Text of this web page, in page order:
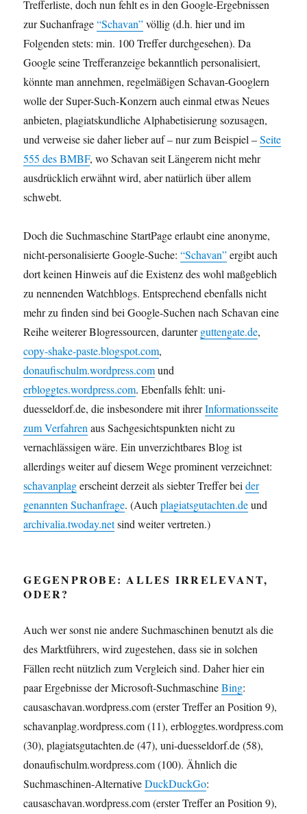
Trefferliste, doch nun fehlt es in den Google-Ergebnissen
zur Suchanfrage“Schavan”völlig(d.h. hier und im
Folgenden stets: min. 100 Treffer durchgesehen). Da
Google seine Trefferanzeige bekanntlich personalisiert,
könnte man annehmen, regelmäßigen Schavan-Googlern
wolle der Super-Such-Konzern auch einmal etwas Neues
anbieten, plagiatskundliche Alphabetisierung sozusagen,
und verweise sie daher lieber auf – nur zum Beispiel –Seite
555 des BMBF, wo Schavan seit Längerem nicht mehr
ausdrücklich erwähnt wird, aber natürlich über allem
schwebt.
Doch die Suchmaschine StartPage erlaubt eine anonyme,
nicht-personalisierte Google-Suche:“Schavan”ergibt auch
dort keinen Hinweis auf die Existenz des wohl maßgeblich
zu nennenden Watchblogs. Entsprechend ebenfalls nicht
mehr zu finden sind bei Google-Suchen nach Schavan eine
Reihe weiterer Blogressourcen, darunterguttengate.de,
copy-shake-paste.blogspot.com,
donaufischulm.wordpress.comund
erbloggtes.wordpress.com. Ebenfalls fehlt:uni-
duesseldorf.de, die insbesondere mit ihrerInformationsseite
zum Verfahrenaus Sachgesichtspunkten nicht zu
vernachlässigen wäre. Ein unverzichtbares Blog ist
allerdings weiter auf diesem Wege prominent verzeichnet:
schavanplagerscheint derzeit als siebter Treffer beider
genannten Suchanfrage. (Auchplagiatsgutachten.deund
archivalia.twoday.netsind weiter vertreten.)
GEGENPROBE: ALLES IRRELEVANT,
ODER?
Auch wer sonst nie andere Suchmaschinen benutzt als die
des Marktführers, wird zugestehen, dass sie in solchen
Fällen recht nützlich zum Vergleich sind. Daher hier ein
paar Ergebnisse der Microsoft-SuchmaschineBing:
causaschavan.wordpress.com(erster Treffer an Position 9),
schavanplag.wordpress.com(11),erbloggtes.wordpress.com
(30),plagiatsgutachten.de(47),uni-duesseldorf.de(58),
donaufischulm.wordpress.com(100). Ähnlich die
Suchmaschinen-AlternativeDuckDuckGo:
causaschavan.wordpress.com(erster Treffer an Position 9),